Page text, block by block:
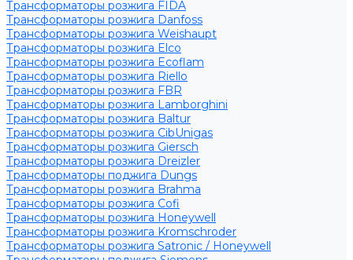
Трансформаторы розжига FIDA
Трансформаторы розжига Danfoss
Трансформаторы розжига Weishaupt
Трансформаторы розжига Elco
Трансформаторы розжига Ecoflam
Трансформаторы розжига Riello
Трансформаторы розжига FBR
Трансформаторы розжига Lamborghini
Трансформаторы розжига Baltur
Трансформаторы розжига CibUnigas
Трансформаторы розжига Giersch
Трансформаторы розжига Dreizler
Трансформаторы поджига Dungs
Трансформаторы розжига Brahma
Трансформаторы розжига Cofi
Трансформаторы розжига Honeywell
Трансформаторы розжига Kromschroder
Трансформаторы розжига Satronic / Honeywell